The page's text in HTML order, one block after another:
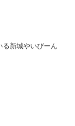
る新城やいびーん